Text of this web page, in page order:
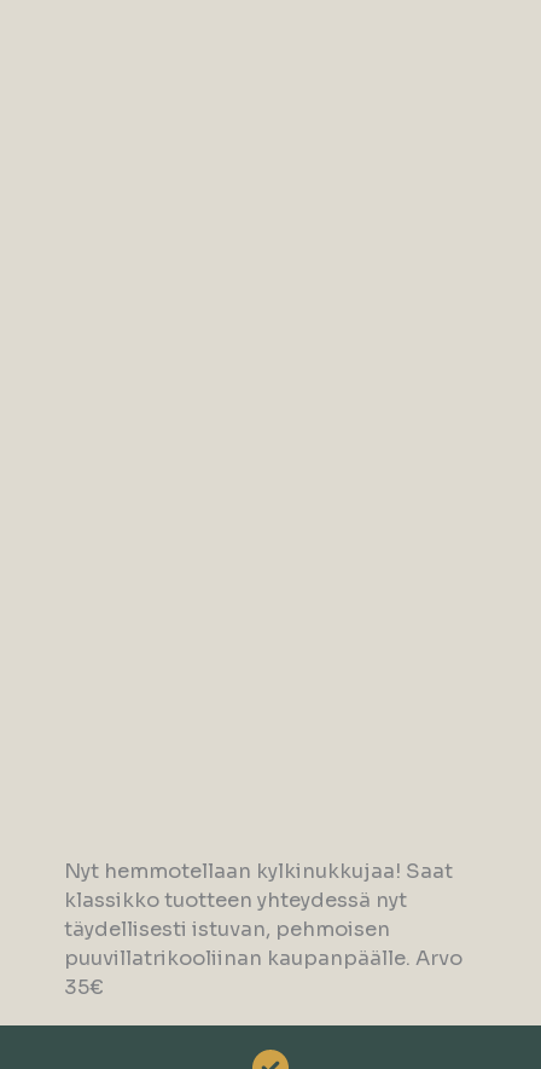
Nyt hemmotellaan kylkinukkujaa! Saat
klassikko tuotteen yhteydessä nyt
täydellisesti istuvan, pehmoisen
puuvillatrikooliinan kaupanpäälle. Arvo
35€